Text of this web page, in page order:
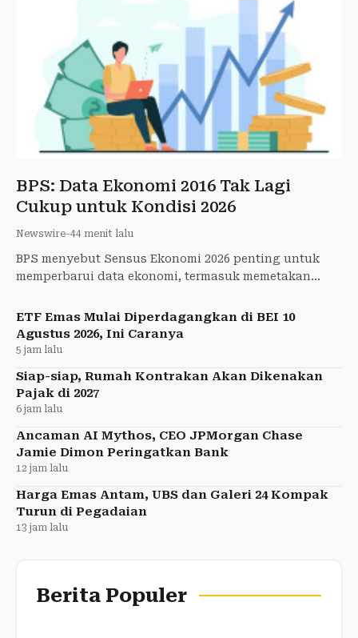
BPS: Data Ekonomi 2016 Tak Lagi
Cukup untuk Kondisi 2026
Newswire-44 menit lalu
BPS menyebut Sensus Ekonomi 2026 penting untuk
memperbarui data ekonomi, termasuk memetakan
ETF Emas Mulai Diperdagangkan di BEI 10
Agustus 2026, Ini Caranya
5 jam lalu
Siap-siap, Rumah Kontrakan Akan Dikenakan
Pajak di 2027
6 jam lalu
Ancaman AI Mythos, CEO JPMorgan Chase
Jamie Dimon Peringatkan Bank
12 jam lalu
Harga Emas Antam, UBS dan Galeri 24 Kompak
Turun di Pegadaian
13 jam lalu
Berita Populer